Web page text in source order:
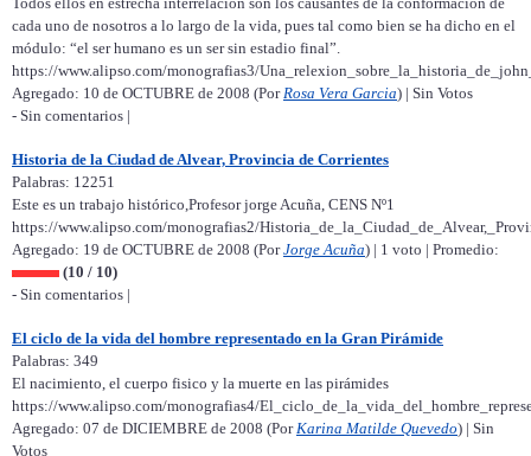
cada uno de nosotros a lo largo de la vida, pues tal como bien se ha dicho en el
módulo: “el ser humano es un ser sin estadio final”.
https://www.alipso.com/monografias3/
Agregado: 10 de OCTUBRE de 2008 (PorRosa Vera Garcia) | Sin Votos
- Sin comentarios |
Historia de la Ciudad de Alvear, Provincia de Corrientes
Palabras: 12251
Este es un trabajo histórico,Profesor jorge Acuña, CENS Nº1
https://www.alipso.com/monografias2/
Agregado: 19 de OCTUBRE de 2008 (PorJorge Acuña) | 1 voto | Promedio:
(10 / 10)
- Sin comentarios |
El ciclo de la vida del hombre representado en la Gran Pirámide
Palabras: 349
El nacimiento, el cuerpo fisico y la muerte en las pirámides
https://www.alipso.com/monografias4/
Agregado: 07 de DICIEMBRE de 2008 (PorKarina Matilde Quevedo) | Sin
Votos